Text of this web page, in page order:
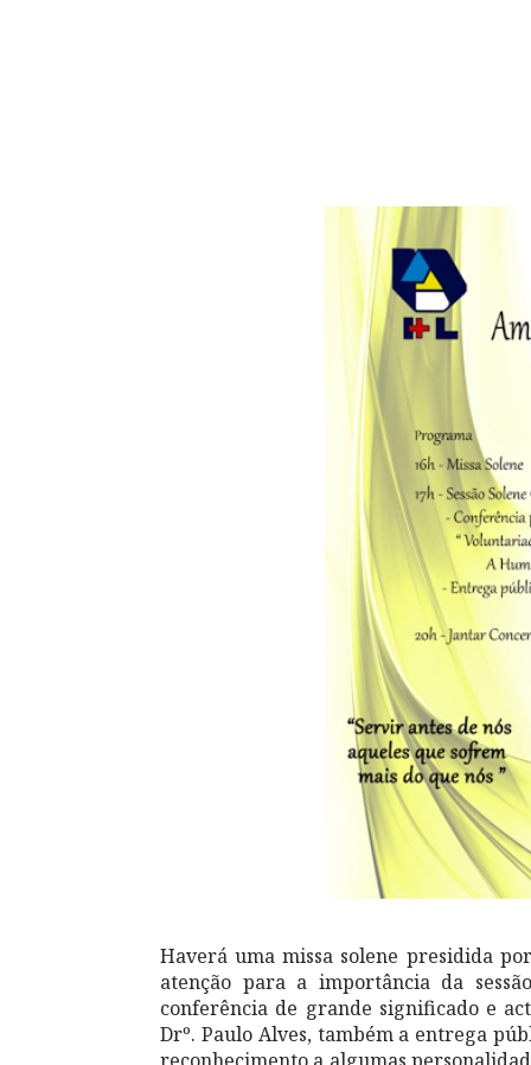
Haverá uma missa solene presidida
atenção para a importância da
conferência de grande significado e
Drº. Paulo Alves, também a entrega